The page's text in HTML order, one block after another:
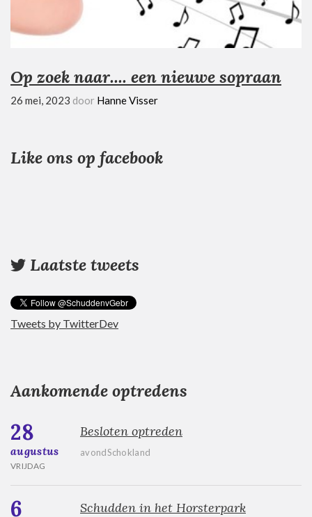
Op zoek naar.... een nieuwe sopraan
26 mei, 2023 door Hanne Visser
Like ons op facebook
Laatste tweets
Tweets by TwitterDev
Aankomende optredens
28
augustus
VRIJDAG
Besloten optreden
avondSchokland
6 Schudden in het Horsterpark